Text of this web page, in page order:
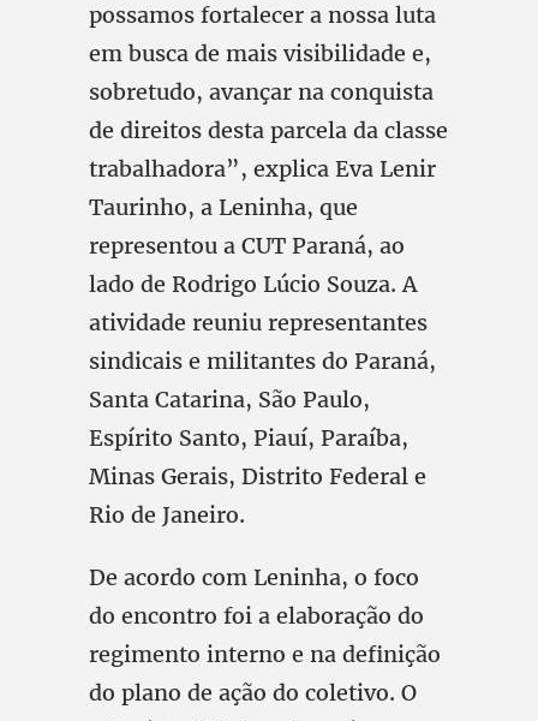
possamos fortalecer a nossa luta
em busca de mais visibilidade e,
sobretudo, avançar na conquista
de direitos desta parcela da classe
trabalhadora”, explica Eva Lenir
Taurinho, a Leninha, que
representou a CUT Paraná, ao
lado de Rodrigo Lúcio Souza. A
atividade reuniu representantes
sindicais e militantes do Paraná,
Santa Catarina, São Paulo,
Espírito Santo, Piauí, Paraíba,
Minas Gerais, Distrito Federal e
Rio de Janeiro.
De acordo com Leninha, o foco
do encontro foi a elaboração do
regimento interno e na definição
do plano de ação do coletivo. O